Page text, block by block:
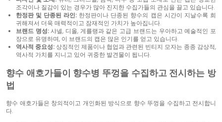
조각이나 질감이 있는 경우가 많아 진지한 수집가들의 관심을 끌고 있습니다.
한정판 및 단종된 라인: 한정판이나 단종된 향수의 캡은 시간이 지날수록 희
귀해져서 더욱 매력적이고 잠재적인 가치가 높아집니다.
브랜드 명성: 샤넬, 디올, 게를랭과 같은 고급 브랜드는 우아하고 예술적인 포
장으로 유명하며, 이 브랜드의 캡은 많은 인기를 얻고 있습니다.
역사적 중요성:상징적인 제품이나 협업과 관련된 빈티지 모자는 종종 감상적,
역사적 가치를 지니고 있어 귀중한 발견물이 됩니다.
향수 애호가들이 향수병 뚜껑을 수집하고 전시하는 방
법
향수 애호가들은 창의적이고 개인화된 방식으로 향수 뚜껑을 수집하고 전시합니
다.